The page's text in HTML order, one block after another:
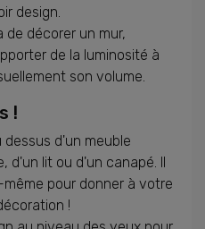
design.
de décorer un mur,
de la luminosité à
son volume.
!
dessus d'un meuble
d'un lit ou d'un canapé. Il
pour donner à votre
!